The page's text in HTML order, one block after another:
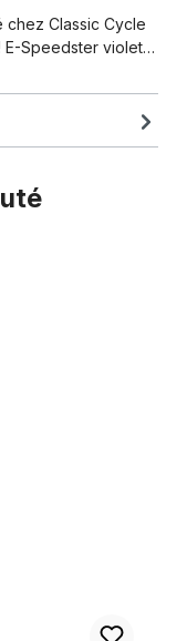
chez Classic Cycle
E-Speedster violet…